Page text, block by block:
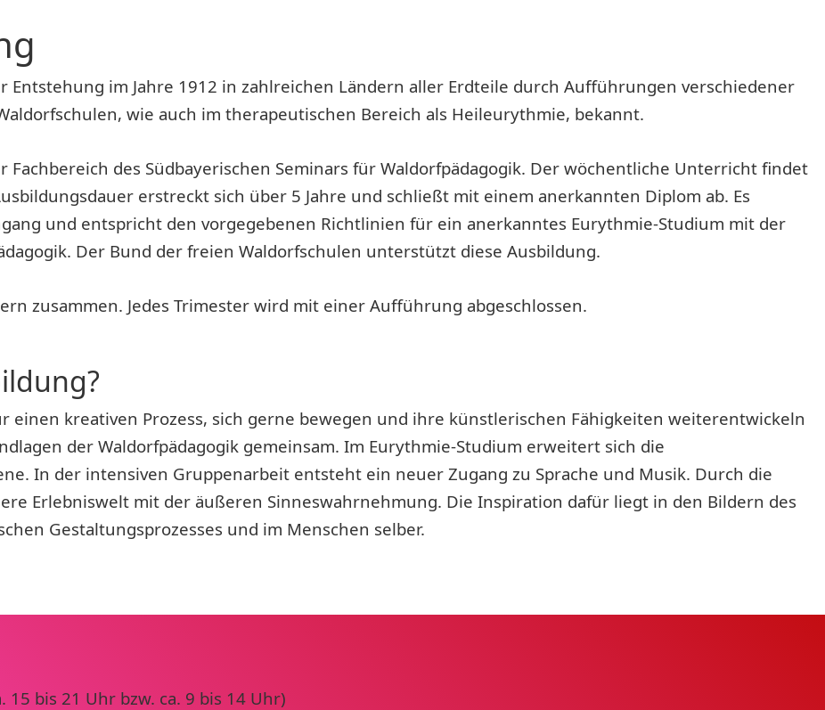
im Jahre 1912 in zahlreichen Ländern aller Erdteile durch Aufführungen verschiedener
wie auch im therapeutischen Bereich als Heileurythmie, bekannt.
Fachbereich des Südbayerischen Seminars für Waldorfpädagogik. Der wöchentliche Unterricht findet
erstreckt sich über 5 Jahre und schließt mit einem anerkannten Diplom ab. Es
und entspricht den vorgegebenen Richtlinien für ein anerkanntes Eurythmie-Studium mit der
Der Bund der freien Waldorfschulen unterstützt diese Ausbildung.
zusammen. Jedes Trimester wird mit einer Aufführung abgeschlossen.
einen kreativen Prozess, sich gerne bewegen und ihre künstlerischen Fähigkeiten weiterentwickeln
der Waldorfpädagogik gemeinsam. Im Eurythmie-Studium erweitert sich die
In der intensiven Gruppenarbeit entsteht ein neuer Zugang zu Sprache und Musik. Durch die
Erlebniswelt mit der äußeren Sinneswahrnehmung. Die Inspiration dafür liegt in den Bildern des
Gestaltungsprozesses und im Menschen selber.
bis 21 Uhr bzw. ca. 9 bis 14 Uhr)